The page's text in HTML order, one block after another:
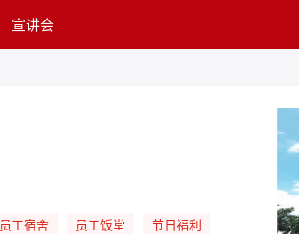
宣讲会
员工宿舍 员工饭堂 节日福利